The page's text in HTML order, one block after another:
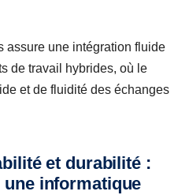
assure une intégration fluide
de travail hybrides, où le
et de fluidité des échanges
et durabilité :
informatique